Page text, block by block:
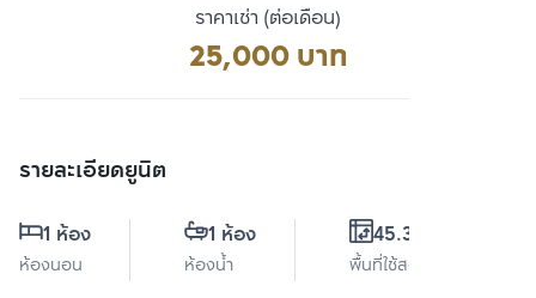
ราคาเช่า (ต่อเดือน)
25,000 บาท
รายละเอียดยูนิต
1 ห้อง
ห้องนอน
1 ห้อง
ห้องน้ำ
45.39 ตร.ม.
พื้นที่ใช้สอย